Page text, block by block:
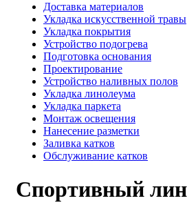
Доставка материалов
Укладка искусственной травы
Укладка покрытия
Устройство подогрева
Подготовка основания
Проектирование
Устройство наливных полов
Укладка линолеума
Укладка паркета
Монтаж освещения
Нанесение разметки
Заливка катков
Обслуживание катков
Спортивный